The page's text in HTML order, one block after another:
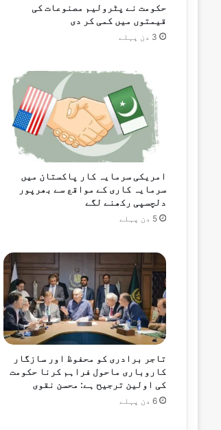
وزیراعظم شہباز شریف
حکومت نے پٹرولیم مصنوعات کی
قیمتوں میں کمی کر دی
3 دن پہلے
امریکی سرمایہ کار پاکستان میں
سرمایہ کاری کے مواقع سے بھرپور
دلچسپی رکھنے لگے
5 دن پہلے
تاجر برادری کو محفوظ اور سازگار
کاروباری ماحول فراہم کرنا حکومت
کی اولین ترجیح ہے: محسن نقوی
6 دن پہلے